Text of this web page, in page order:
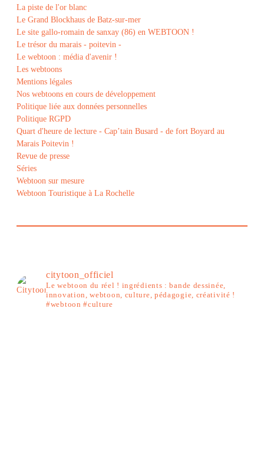
La piste de l'or blanc
Le Grand Blockhaus de Batz-sur-mer
Le site gallo-romain de sanxay (86) en WEBTOON !
Le trésor du marais - poitevin -
Le webtoon : média d'avenir !
Les webtoons
Mentions légales
Nos webtoons en cours de développement
Politique liée aux données personnelles
Politique RGPD
Quart d'heure de lecture - Cap’tain Busard - de fort Boyard au
Marais Poitevin !
Revue de presse
Séries
Webtoon sur mesure
Webtoon Touristique à La Rochelle
citytoon_officiel
Le webtoon du réel ! ingrédients : bande dessinée,
innovation, webtoon, culture, pédagogie, créativité !
#webtoon #culture